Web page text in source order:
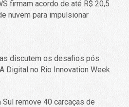
firmam acordo de até R$ 20,5
nuvem para impulsionar
discutem os desafios pós
Digital no Rio Innovation Week
remove 40 carcaças de